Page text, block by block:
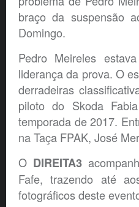
braço da suspensão
Domingo.
Pedro Meireles
liderança da prova. O
derradeiras
piloto do Skoda
temporada de 2017.
na Taça FPAK, José
O DIREITA3
Fafe, trazendo até
fotográficos deste